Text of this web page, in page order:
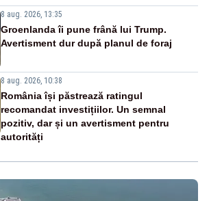
8 aug. 2026, 13:35
Groenlanda îi pune frână lui Trump.
Avertisment dur după planul de foraj
8 aug. 2026, 10:38
România își păstrează ratingul
recomandat investițiilor. Un semnal
pozitiv, dar și un avertisment pentru
autorități